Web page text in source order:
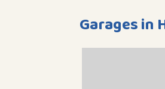
Garages in